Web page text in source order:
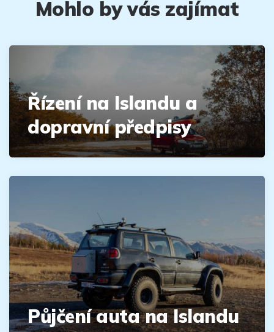
Mohlo by vás zajímat
Řízení na Islandu a
dopravní předpisy
Půjčení auta na Islandu